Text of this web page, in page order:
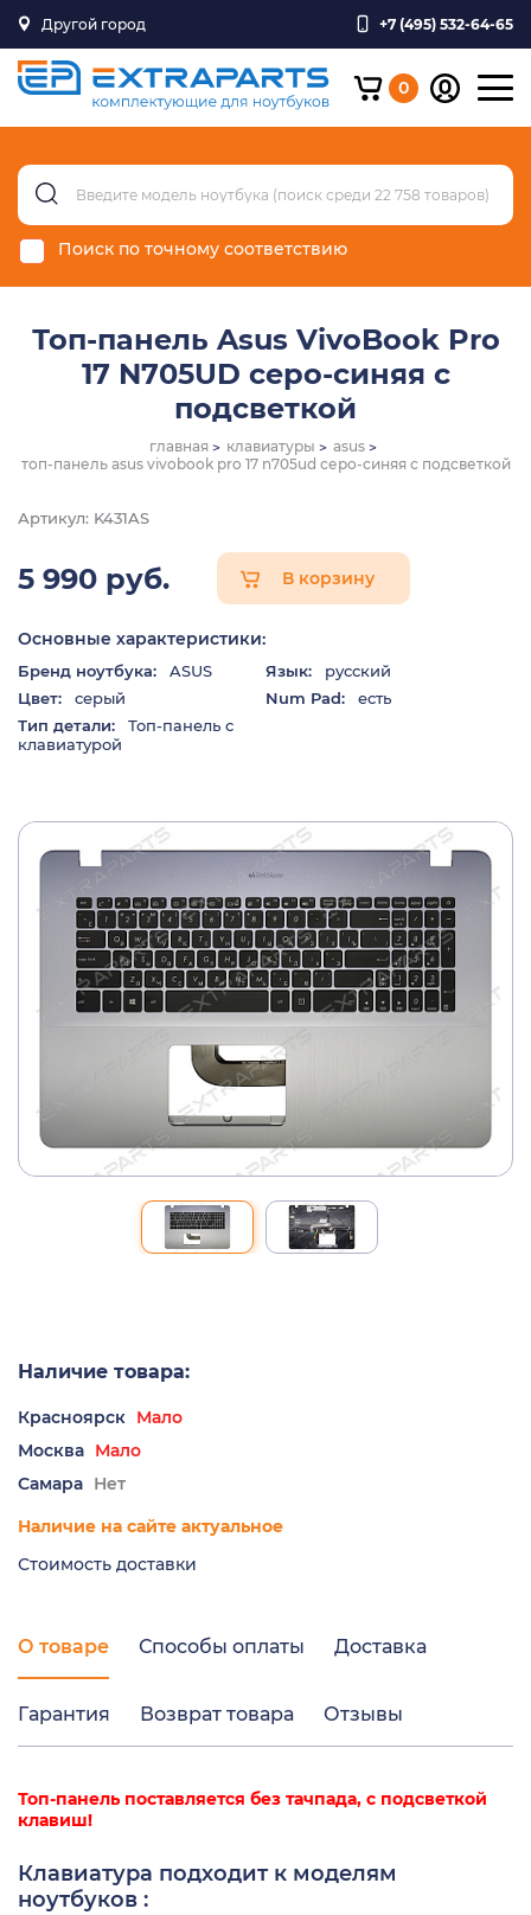
Другой город +7 (495) 532-64-65
0
Поиск по точному соответствию
Топ-панель Asus VivoBook Pro
17 N705UD серо-синяя с
подсветкой
главная клавиатуры
asus
топ-панель asus vivobook pro 17 n705ud серо-синяя с подсветкой
Артикул: K431AS
5 990 руб. В корзину
Основные характеристики:
Бренд ноутбука: ASUS Язык:
русский
Цвет:
серый Num Pad:
есть
Тип детали:
Топ-панель с
клавиатурой
Наличие товара:
Красноярск Мало
Москва Мало
Самара Нет
Наличие на сайте актуальное
Стоимость доставки
О товаре Способы оплаты Доставка
Гарантия Возврат товара Отзывы
Топ-панель поставляется без тачпада, с подсветкой
клавиш!
Клавиатура подходит к моделям
ноутбуков :